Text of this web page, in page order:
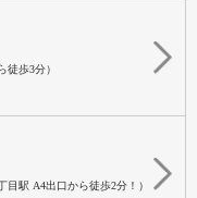
徒歩3分）
目駅 A4出口から徒歩2分！）